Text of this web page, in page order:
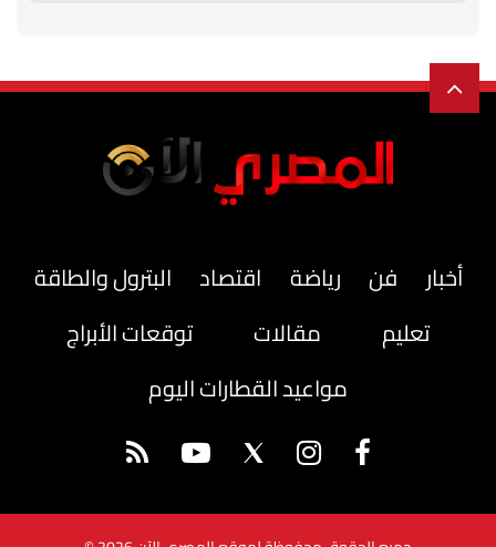
أخبار فن رياضة اقتصاد
البترول والطاقة
تعليم
مقالات
توقعات الأبراج
مواعيد القطارات اليوم